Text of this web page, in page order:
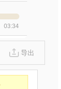
03:34
导出